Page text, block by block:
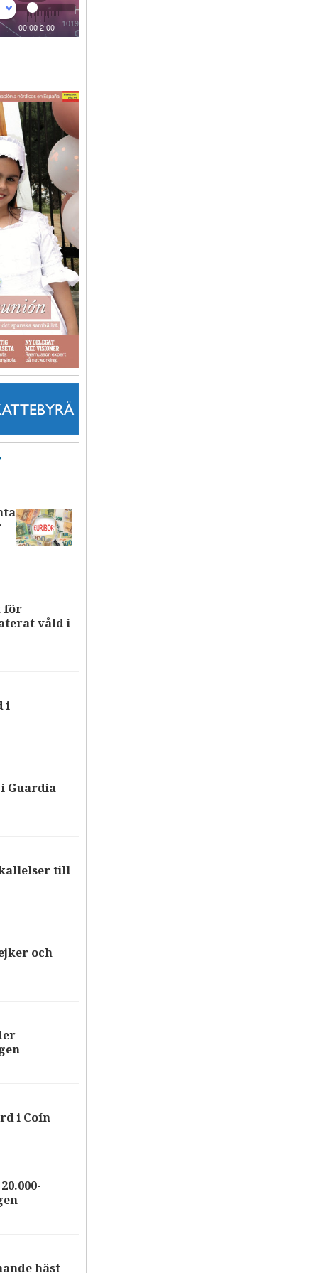
för
våld i
i
Guardia
till
och
i Coín
häst